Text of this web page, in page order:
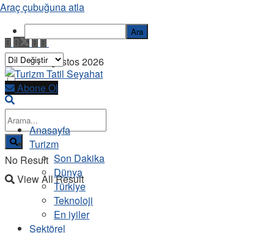
Cuma, 7 Ağustos 2026
No Result
View All Result
Abone Ol
Anasayfa
Turizm
Son Dakika
Dünya
Türkiye
Teknoloji
En iyiler
Sektörel
Araç çubuğuna atla
Ara